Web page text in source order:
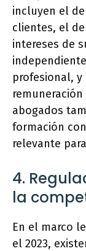
incluyen el
clientes, el
intereses de
profesional, y
abogados
formación
relevante
4.
la
En el marco
el 2023,